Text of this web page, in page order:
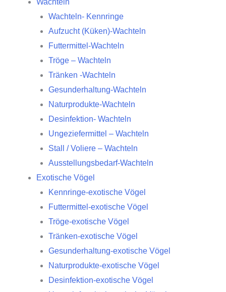
Wachteln
Wachteln- Kennringe
Aufzucht (Küken)-Wachteln
Futtermittel-Wachteln
Tröge – Wachteln
Tränken -Wachteln
Gesunderhaltung-Wachteln
Naturprodukte-Wachteln
Desinfektion- Wachteln
Ungeziefermittel – Wachteln
Stall / Voliere – Wachteln
Ausstellungsbedarf-Wachteln
Exotische Vögel
Kennringe-exotische Vögel
Futtermittel-exotische Vögel
Tröge-exotische Vögel
Tränken-exotische Vögel
Gesunderhaltung-exotische Vögel
Naturprodukte-exotische Vögel
Desinfektion-exotische Vögel